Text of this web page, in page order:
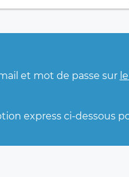
et mot de passe sur
express ci-dessous